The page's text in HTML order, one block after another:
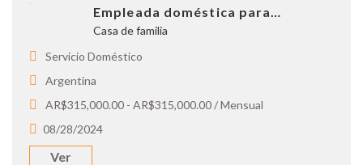
Empleada doméstica para…
Casa de familia
Servicio Doméstico
Argentina
AR$315,000.00 - AR$315,000.00 / Mensual
08/28/2024
Ver